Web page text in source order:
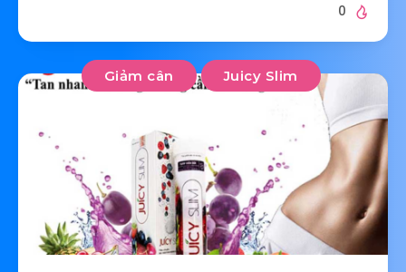
0
Giảm cân Juicy Slim